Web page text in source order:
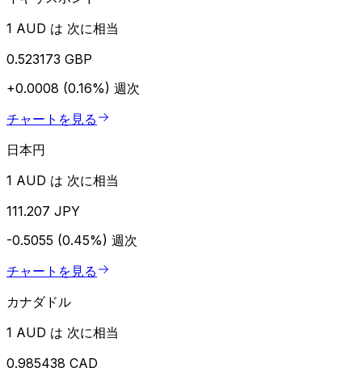
1 AUD は 次に相当
0.523173 GBP
+0.0008 (0.16%) 週次
チャートを見る
日本円
1 AUD は 次に相当
111.207 JPY
-0.5055 (0.45%) 週次
チャートを見る
カナダドル
1 AUD は 次に相当
0.985438 CAD